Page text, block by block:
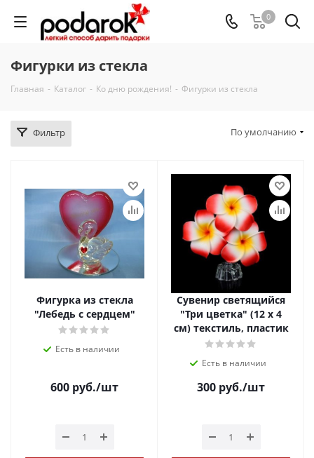
0
Фигурки из стекла
Главная - Каталог - Ко дню рождения! - Фигурки из стекла
Фильтр По умолчанию
Фигурка из стекла
"Лебедь с сердцем"
Есть в наличии
600 руб./шт
Сувенир светящийся
"Три цветка" (12 х 4
см) текстиль, пластик
Есть в наличии
300 руб./шт